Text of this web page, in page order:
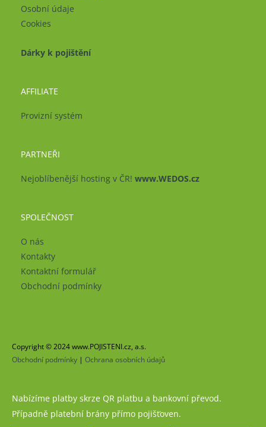
Osobní údaje
Cookies
Dárky k pojištění
AFFILIATE
Provizní systém
PARTNEŘI
Nejoblíbenější hosting v ČR! www.WEDOS.cz
SPOLEČNOST
O nás
Kontakty
Kontaktní formulář
Obchodní podmínky
Copyright © 2024 www.POJISTENI.cz, a.s.
Obchodní podmínky | Ochrana osobních údajů
Nabízíme platby skrze QR platbu a bankovní převod.
Případně platební brány přímo pojišťoven.